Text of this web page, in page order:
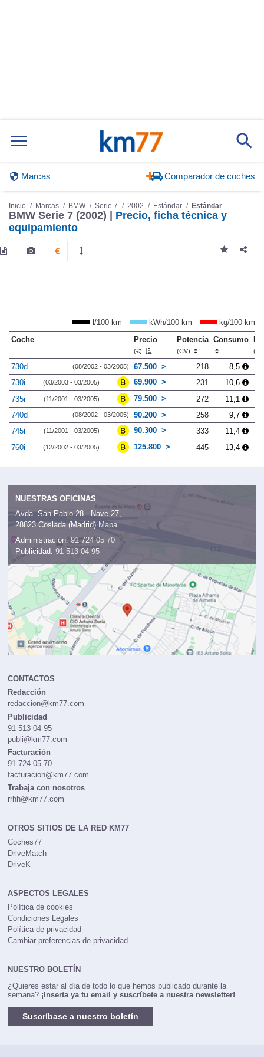
Marcas Comparador de coches
Inicio Marcas BMW Serie 7 2002 Estándar Estándar
BMW Serie 7 (2002) | Precio, ficha técnica y
equipamiento
l/100 km kWh/100 km
kg/100 km
Coche
Precio
(€)
Potencia
(CV)
Consumo
730d (08/2002 - 03/2005) 67.500 218
8,5
730i
(03/2003 - 03/2005) 69.900 231
10,6
735i
(11/2001 - 03/2005) 79.500 272
11,1
740d
(08/2002 - 03/2005) 90.200 258
9,7
745i
(11/2001 - 03/2005) 90.300 333
11,4
760i
(12/2002 - 03/2005) 125.800 445 13,4
NUESTRAS OFICINAS
Avda. San Pablo 28 - Nave 27,
28823 Coslada (Madrid) Mapa
Administración: 91 724 05 70
Publicidad: 91 513 04 95
CONTACTOS
Redacción
redaccion@km77.com
Publicidad
91 513 04 95
publi@km77.com
Facturación
91 724 05 70
facturacion@km77.com
Trabaja con nosotros
rrhh@km77.com
OTROS SITIOS DE LA RED KM77
Coches77
DriveMatch
DriveK
ASPECTOS LEGALES
Política de cookies
Condiciones Legales
Política de privacidad
Cambiar preferencias de privacidad
NUESTRO BOLETÍN
¿Quieres estar al día de todo lo que hemos publicado durante la
semana? ¡Inserta ya tu email y suscríbete a nuestra newsletter!
Suscríbase a nuestro boletín